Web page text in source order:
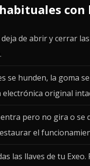
con
de abrir y cerrar
se hunden, la goma
electrónica original
pero no gira o se
el
las llaves de tu